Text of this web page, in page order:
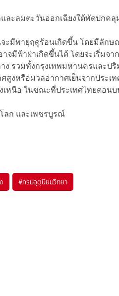
ละลมตะวันออกเฉียงใต้พัดปกคลุ
จะมีพายุฤดูร้อนเกิดขึ้น โดยมีลัก
จมีฟ้าผ่าเกิดขึ้นได้ โดยจะเริ่มจ
ง รวมทั้งกรุงเทพมหานครและป
สูงหรือมวลอากาศเย็นจากประเ
เหนือ ในขณะที่ประเทศไทยตอน
ลก และเพชรบูรณ์
#กรมอุตุนิยมวิทยา